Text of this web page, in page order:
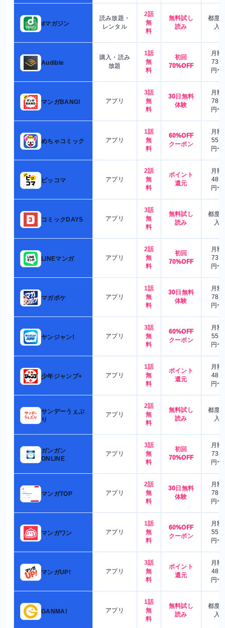
dマガジン
読み放題・
レンタル
2話
無
料
無料試し
読み
都度
入
Audible
購入・読み
放題
1話
無
料
初回
70%OFF
月額
730
円〜
マンガBANG! アプリ
3話
無
料
30日無料
体験
月額
780
円〜
めちゃコミック アプリ
1話
無
料
60%OFF
クーポン
月額
550
円〜
ピッコマ アプリ
2話
無
料
ポイント
還元
月額
480
円〜
コミックDAYS アプリ
3話
無
料
無料試し
読み
都度
入
LINEマンガ アプリ
2話
無
料
初回
70%OFF
月額
730
円〜
マガポケ アプリ
1話
無
料
30日無料
体験
月額
780
円〜
ヤンジャン! アプリ
3話
無
料
60%OFF
クーポン
月額
550
円〜
少年ジャンプ+ アプリ
1話
無
料
ポイント
還元
月額
480
円〜
サンデーうぇぶ
り
アプリ
2話
無
料
無料試し
読み
都度
入
ガンガン
ONLINE
アプリ
3話
無
料
初回
70%OFF
月額
730
円〜
マンガTOP アプリ
2話
無
料
30日無料
体験
月額
780
円〜
マンガワン アプリ
1話
無
料
60%OFF
クーポン
月額
550
円〜
マンガUP! アプリ
3話
無
料
ポイント
還元
月額
480
円〜
GANMA! アプリ
1話
無
料
無料試し
読み
都度
入